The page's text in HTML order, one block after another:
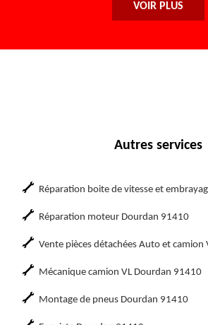
VOIR PLUS
Autres services
Réparation boite de vitesse et
Réparation moteur Dourdan 91410
Vente pièces détachées Auto et
Mécanique camion VL Dourdan 91410
Montage de pneus Dourdan 91410